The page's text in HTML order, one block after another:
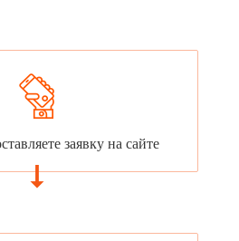
заявку на сайте